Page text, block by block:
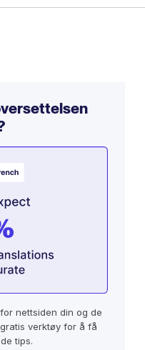
nettsiden din og de
verktøy for å få
tips.